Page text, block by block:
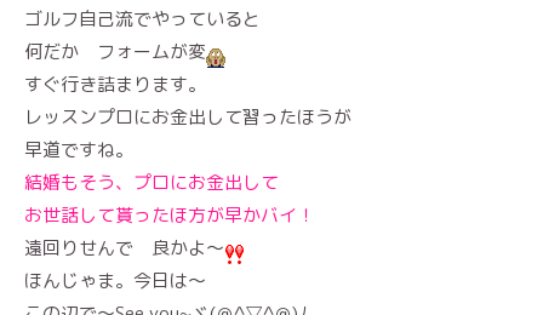
ゴルフ自己流でやっていると
何だか フォームが変
すぐ行き詰まります。
レッスンプロにお金出して習ったほうが
早道ですね。
結婚もそう、プロにお金出して
お世話して貰ったほ方が早かバイ！
遠回りせんで 良かよ～
ほんじゃま。今日は～